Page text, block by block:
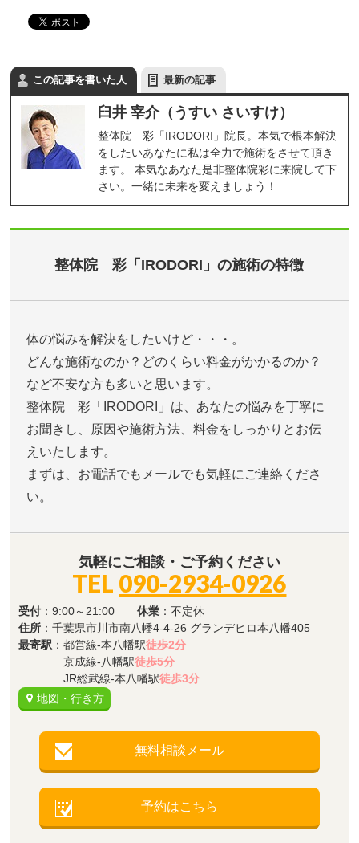
この記事を書いた人 最新の記事
臼井 宰介（うすい さいすけ）
整体院 彩「IRODORI」院長。本気で根本解決
をしたいあなたに私は全力で施術をさせて頂き
ます。 本気なあなた是非整体院彩に来院して下
さい。一緒に未来を変えましょう！
整体院 彩「IRODORI」の施術の特徴
体の悩みを解決をしたいけど・・・。
どんな施術なのか？どのくらい料金がかかるのか？
など不安な方も多いと思います。
整体院 彩「IRODORI」は、あなたの悩みを丁寧に
お聞きし、原因や施術方法、料金をしっかりとお伝
えいたします。
まずは、お電話でもメールでも気軽にご連絡くださ
い。
気軽にご相談・ご予約ください
TEL 090-2934-0926
受付 ：9:00～21:00休業 ：不定休
住所 ：千葉県市川市南八幡4-4-26 グランデヒロ本八幡405
最寄駅 ：都営線-本八幡駅徒歩2分
京成線-八幡駅徒歩5分
JR総武線-本八幡駅徒歩3分
地図・行き方
無料相談メール
予約はこちら